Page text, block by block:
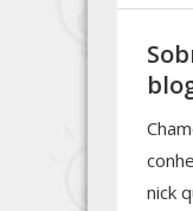
nick